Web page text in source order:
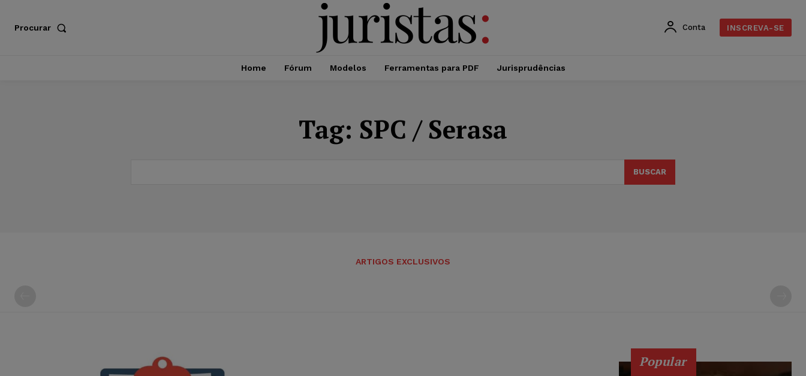
Procurar Conta INSCREVA-SE
Home Fórum Modelos Ferramentas para PDF Jurisprudências
Tag: SPC / Serasa
BUSCAR
ARTIGOS EXCLUSIVOS
Popular